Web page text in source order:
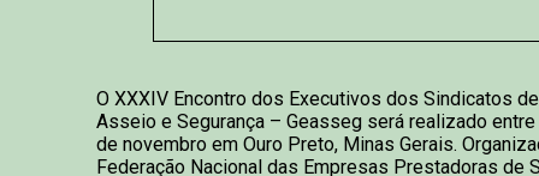
O XXXIV Encontro dos Executivos dos Sindicatos
Asseio e Segurança – Geasseg será realizado
de novembro em Ouro Preto, Minas Gerais.
Federação Nacional das Empresas Prestadoras de